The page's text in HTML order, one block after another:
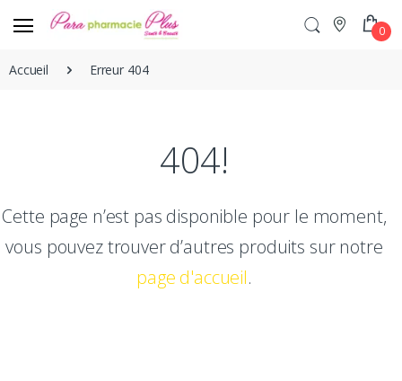
0
Accueil Erreur 404
404!
Cette page n’est pas disponible pour le moment,
vous pouvez trouver d’autres produits sur notre
page d'accueil.